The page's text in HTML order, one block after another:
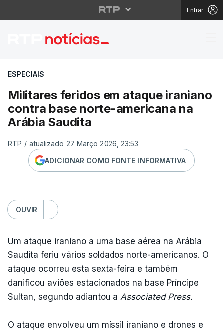
Entrar
Militares feridos em
ESPECIAIS
Militares feridos em ataque iraniano
contra base norte-americana na
Arábia Saudita
RTP / atualizado 27 Março 2026, 23:53
ADICIONAR COMO FONTE INFORMATIVA
OUVIR
Um ataque iraniano a uma base aérea na Arábia
Saudita feriu vários soldados norte-americanos. O
ataque ocorreu esta sexta-feira e também
danificou aviões estacionados na base Príncipe
Sultan, segundo adiantou a Associated Press.
O ataque envolveu um míssil iraniano e drones e